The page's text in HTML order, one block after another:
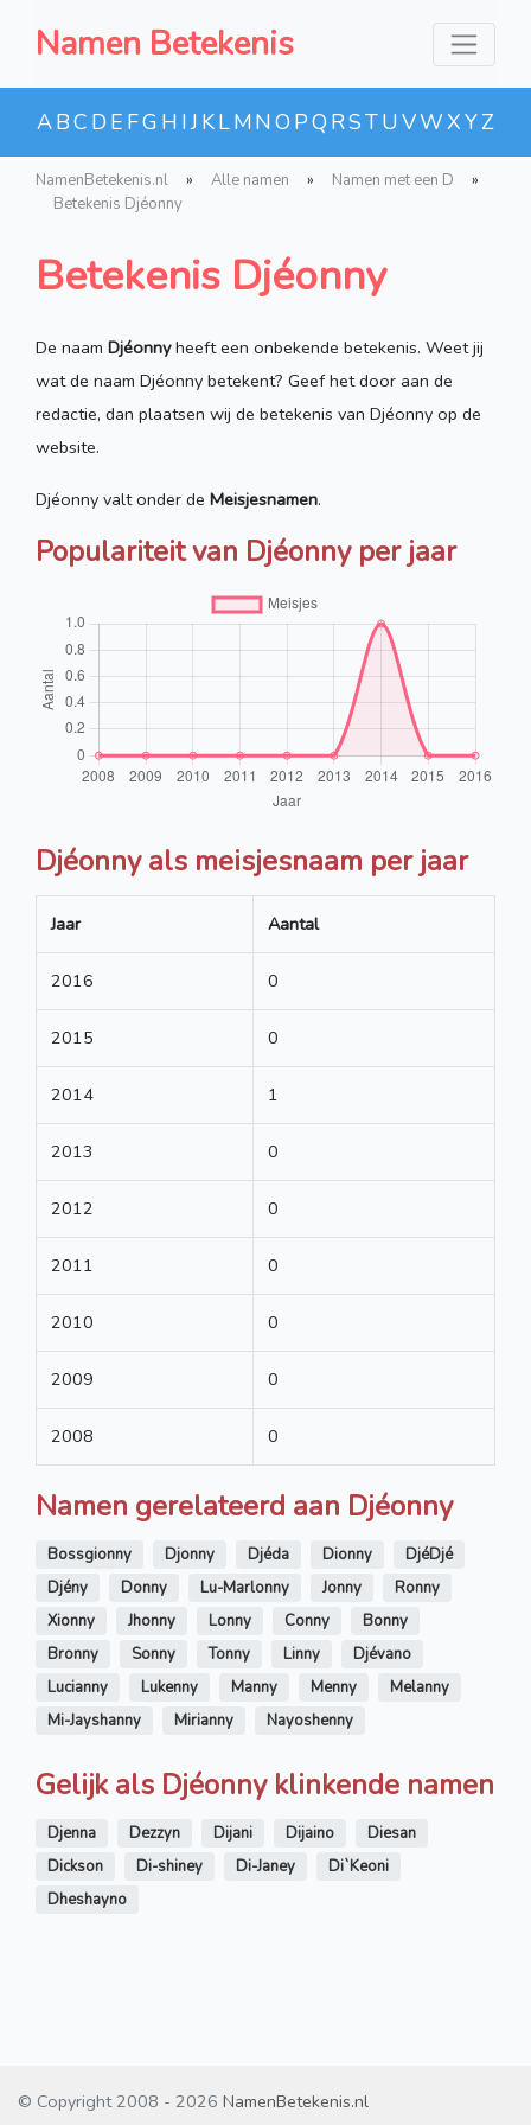
Namen Betekenis
ABC D E FG H IJ KLMNO PQ RSTUVWXYZ
NamenBetekenis.nl » Alle namen » Namen met een D
»
Betekenis Djéonny
Betekenis Djéonny
De naam Djéonnyheeft een onbekende betekenis. Weet jij
wat de naam Djéonny betekent? Geef het door aan de
redactie, dan plaatsen wij de betekenis van Djéonny op de
website.
Djéonny valt onder de Meisjesnamen.
Populariteit van Djéonny per jaar
Djéonny als meisjesnaam per jaar
Jaar Aantal
2016 0
2015 0
2014 1
2013 0
2012 0
2011 0
2010 0
2009 0
2008 0
Namen gerelateerd aan Djéonny
Bossgionny Djonny Djéda Dionny
DjéDjé
Djény
Donny Lu-Marlonny Jonny
Ronny
Xionny
Jhonny Lonny Conny
Bonny
Bronny
Sonny Tonny Linny
Djévano
Lucianny
Lukenny Manny Menny
Melanny
Mi-Jayshanny
Mirianny Nayoshenny
Gelijk als Djéonny klinkende namen
Djenna Dezzyn Dijani Dijaino
Diesan
Dickson
Di-shiney Di-Janey
Di`Keoni
Dheshayno
© Copyright 2008 - 2026 NamenBetekenis.nl